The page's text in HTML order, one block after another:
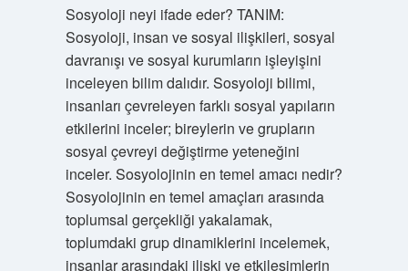
Sosyoloji neyi ifade eder? TANIM:
Sosyoloji, insan ve sosyal ilişkileri, sosyal
davranışı ve sosyal kurumların işleyişini
inceleyen bilim dalıdır. Sosyoloji bilimi,
insanları çevreleyen farklı sosyal yapıların
etkilerini inceler; bireylerin ve grupların
sosyal çevreyi değiştirme yeteneğini
inceler. Sosyolojinin en temel amacı nedir?
Sosyolojinin en temel amaçları arasında
toplumsal gerçekliği yakalamak,
toplumdaki grup dinamiklerini incelemek,
insanlar arasındaki ilişki ve etkileşimlerin